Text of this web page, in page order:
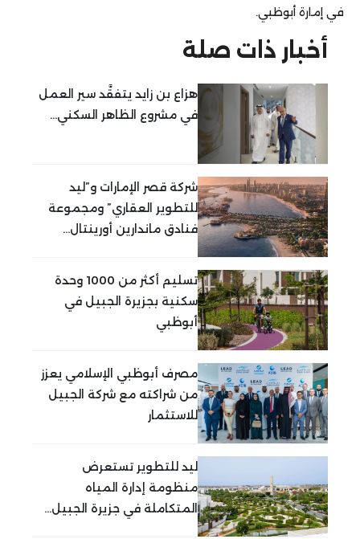
في إمارة أبوظبي.
أخبار ذات صلة
هزاع بن زايد يتفقَّد سير العمل
في مشروع الظاهر السكني...
شركة قصر الإمارات و”ليد
للتطوير العقاري” ومجموعة
فنادق ماندارين أورينتال...
تسليم أكثر من 1000 وحدة
سكنية بجزيرة الجبيل في
أبوظبي
مصرف أبوظبي الإسلامي يعزز
من شراكته مع شركة الجبيل
للاستثمار
ليد للتطوير تستعرض
منظومة إدارة المياه
المتكاملة في جزيرة الجبيل...